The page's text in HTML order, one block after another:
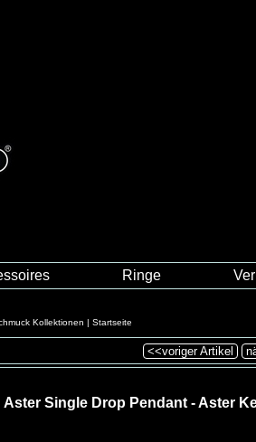
Ringe
Kollektionen |Startseite
<<voriger Artikel
Aster Single Drop Pendant - Aster